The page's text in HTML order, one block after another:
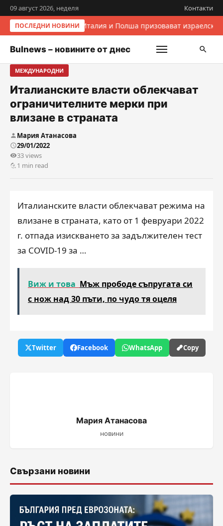
09 август 2026, неделя Контакти
ПОСЛЕДНИ НОВИНИ Италия и Полша призовават
Bulnews – новините от днес
МЕЖДУНАРОДНИ
Италианските власти облекчават
ограничителните мерки при
влизане в страната
Мария Атанасова
29/01/2022
33 views
1 min read
Италианските власти облекчават режима на
влизане в страната, като от 1 февруари 2022
г. отпада изискването за задължителен тест
за COVID-19 за …
Виж и това Мъж прободе съпругата си
с нож над 30 пъти, по чудо тя оцеля
Twitter Facebook WhatsApp Copy
Мария Атанасова
новини
Свързани новини